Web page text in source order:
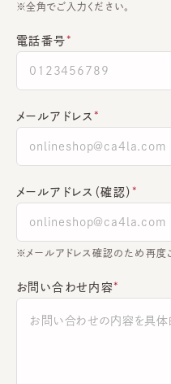
全角でご入力ください。
電話番号
メールアドレス
メールアドレス（確認）
※メールアドレス確認のため再度
お問い合わせ内容